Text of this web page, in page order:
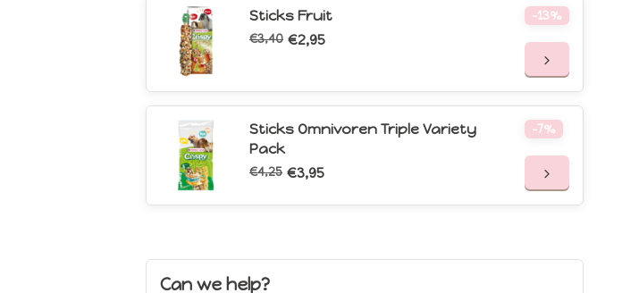
Sticks Fruit
€3,40 €2,95
-13%
Sticks Omnivoren Triple Variety
Pack
€4,25 €3,95
-7%
Can we help?